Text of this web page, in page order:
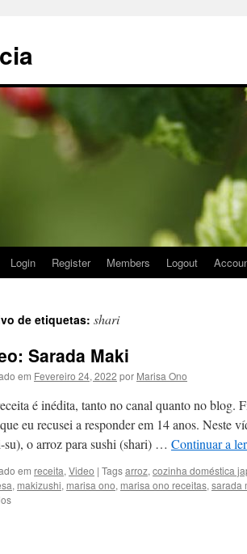
Login Register Members Logout
de etiquetas: shari
Sarada Maki
em Fevereiro 24, 2022 por Marisa Ono
é inédita, tanto no canal quanto no blog.
eu recusei a responder em 14 anos. Neste
su), o arroz para sushi (shari) … Continuar a ler
em receita, Video | Tagsarroz, cozinha doméstica
, makizushi, marisa ono, marisa ono receitas, sarada
em